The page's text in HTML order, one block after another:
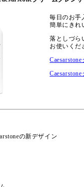
毎日のお手
簡単にきれ
落としづら
お使いくだ
の新デザイン